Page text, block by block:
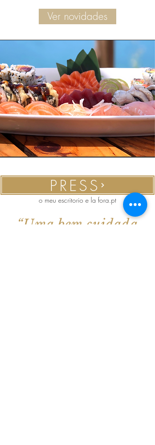
Ver novidades
PRESS
o meu escritorio e la fora.pt
“Uma bem cuidada